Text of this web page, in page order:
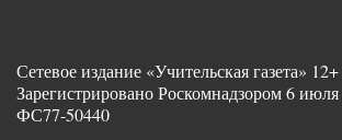
Сетевое издание «Учительская газета» 12+
Зарегистрировано Роскомнадзором 6
ФС77-50440